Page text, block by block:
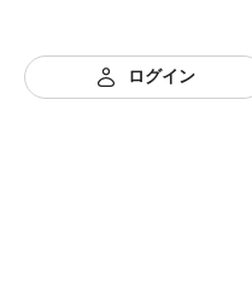
ログイン